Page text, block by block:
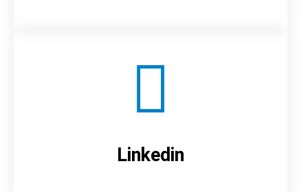
Linkedin